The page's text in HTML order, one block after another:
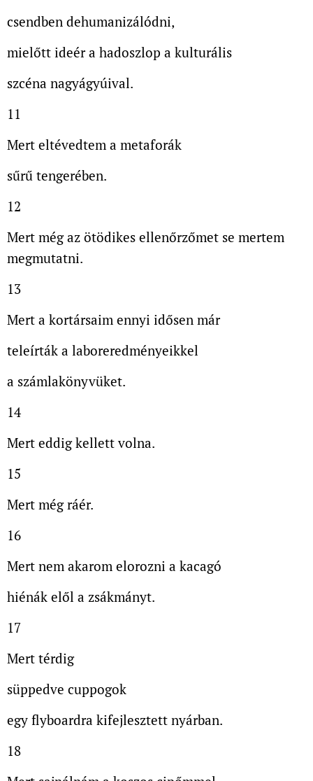
csendben dehumanizálódni,
mielőtt ideér a hadoszlop a kulturális
szcéna nagyágyúival.
11
Mert eltévedtem a metaforák
sűrű tengerében.
12
Mert még az ötödikes ellenőrzőmet se mertem
megmutatni.
13
Mert a kortársaim ennyi idősen már
teleírták a laboreredményeikkel
a számlakönyvüket.
14
Mert eddig kellett volna.
15
Mert még ráér.
16
Mert nem akarom elorozni a kacagó
hiénák elől a zsákmányt.
17
Mert térdig
süppedve cuppogok
egy flyboardra kifejlesztett nyárban.
18